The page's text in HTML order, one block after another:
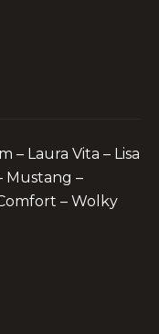
– Laura Vita – Lisa
Mustang –
– Wolky